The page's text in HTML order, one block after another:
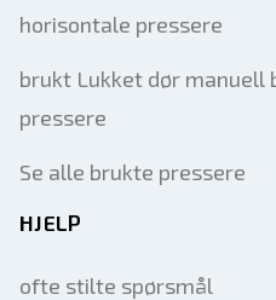
horisontale pressere
brukt Lukket dør manuell
pressere
Se alle brukte pressere
HJELP
ofte stilte spørsmål